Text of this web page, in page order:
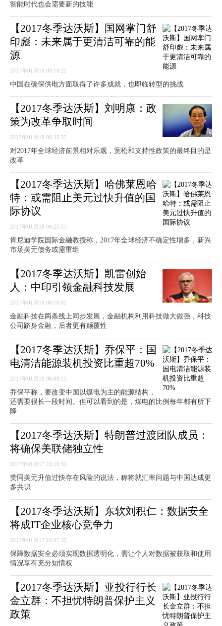
智能时代也会需要新的技能
【2017冬季达沃斯】国网掌门舒
印彪：未来属于更清洁可靠的能
源
2017年01月18 09:10:25
中国在确保供电方面取得了许多成就，也即临转型的挑战
【2017冬季达沃斯】刘明康：政
策为改革争取时间
2017年01月18 08:25:35
对2017年全球经济前景相对乐观，宽松和支持性政策的最终目的是
改革
【2017冬季达沃斯】哈佛莱恩哈
特：或需阻止美元过快升值的国
际协议
2017年01月18 08:25:23
肯尼迪学院国际金融教授称，2017年全球经济不确定性增多，新兴
市场美元债务或需重组
【2017冬季达沃斯】凯雷创始
人：中印引领金融科技发展
2017年01月18 08:16:05
金融科技在两条线上同步发展，金融机构利用科技做大做强，科技
公司跻身金融，后者更有颠覆性
【2017冬季达沃斯】乔保平：国
电清洁能源装机投资比重超70%
2017年01月18 08:08:15
乔保平称，要改变中国以煤电为主的能源结构，
还需要很长一段时间。但可以看到的是，煤电的比例每年都有所下
降
【2017冬季达沃斯】特朗普过渡团队成员：
将确保美联储独立性
2017年01月17 23:10:32
赞同美元升值过快存在风险的说法，称将就汇率问题与中国达成更
多共识
【2017冬季达沃斯】东软刘积仁：数据安全
将成IT企业核心竞争力
2017年01月17 23:07:35
保障数据安全必须实现数据透明化，需让个人对数据被获取和使用
情况享有充分知情权
【2017冬季达沃斯】亚投行行长
金立群：不担忧特朗普保护主义
政策